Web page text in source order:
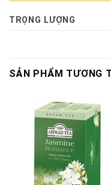
TRỌNG LƯỢNG
SẢN PHẨM TƯƠNG